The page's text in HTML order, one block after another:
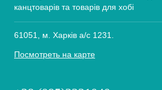
канцтоварів та товарів для хобі
61051, м. Харків а/с 1231.
Посмотреть на карте